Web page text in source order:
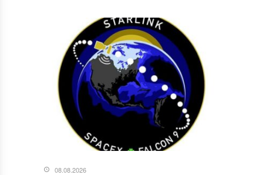
08.08.2026